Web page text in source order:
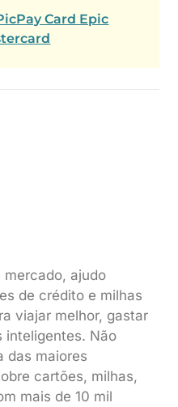
Card Epic
mercado, ajudo
de crédito e milhas
viajar melhor, gastar
inteligentes. Não
das maiores
cartões, milhas,
mais de 10 mil